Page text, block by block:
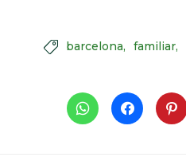
 barcelona familiar